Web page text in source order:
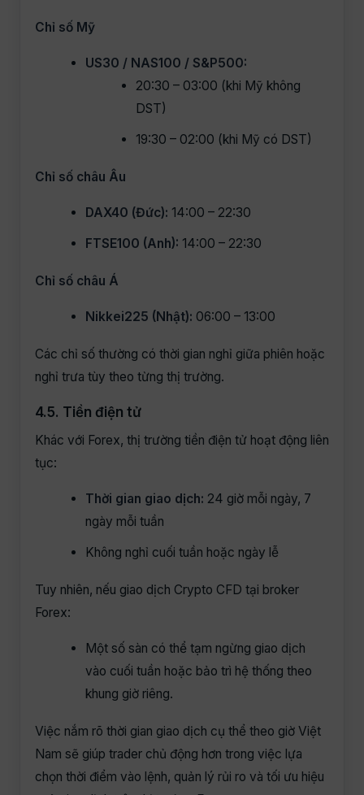
Chỉ số Mỹ
US30 / NAS100 / S&P500:
20:30 – 03:00 (khi Mỹ không
DST)
19:30 – 02:00 (khi Mỹ có DST)
Chỉ số châu Âu
DAX40 (Đức): 14:00 – 22:30
FTSE100 (Anh): 14:00 – 22:30
Chỉ số châu Á
Nikkei225 (Nhật): 06:00 – 13:00
Các chỉ số thường có thời gian nghỉ giữa phiên hoặc
nghỉ trưa tùy theo từng thị trường.
4.5. Tiền điện tử
Khác với Forex, thị trường tiền điện tử hoạt động liên
tục:
Thời gian giao dịch: 24 giờ mỗi ngày, 7
ngày mỗi tuần
Không nghỉ cuối tuần hoặc ngày lễ
Tuy nhiên, nếu giao dịch Crypto CFD tại broker
Forex:
Một số sàn có thể tạm ngừng giao dịch
vào cuối tuần hoặc bảo trì hệ thống theo
khung giờ riêng.
Việc nắm rõ thời gian giao dịch cụ thể theo giờ Việt
Nam sẽ giúp trader chủ động hơn trong việc lựa
chọn thời điểm vào lệnh, quản lý rủi ro và tối ưu hiệu